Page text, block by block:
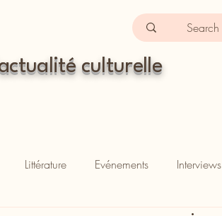
culturelle
Littérature Evénements Interviews